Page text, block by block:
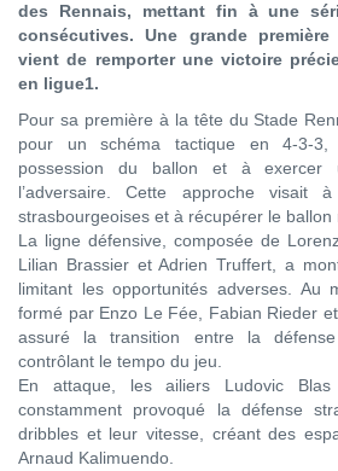
des Rennais, mettant fin à une
consécutives. Une grande
vient de remporter une victoire
en ligue1.
Pour sa première à la tête du Stade
pour un schéma tactique en 4-3-
possession du ballon et à exercer
l’adversaire. Cette approche visait
strasbourgeoises et à récupérer le ballon
La ligne défensive, composée de
Lilian Brassier et Adrien Truffert, a
limitant les opportunités adverses. Au
formé par Enzo Le Fée, Fabian Rieder
assuré la transition entre la
contrôlant le tempo du jeu.
En attaque, les ailiers Ludovic
constamment provoqué la défense
dribbles et leur vitesse, créant des
Arnaud Kalimuendo.